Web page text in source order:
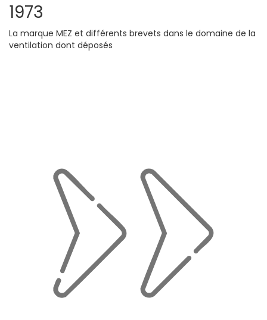
1973
La marque MEZ et différents brevets dans le domaine de la
ventilation dont déposés